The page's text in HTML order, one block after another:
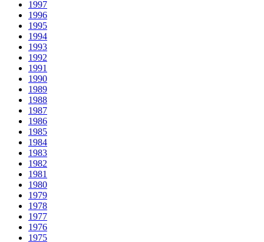
1997
1996
1995
1994
1993
1992
1991
1990
1989
1988
1987
1986
1985
1984
1983
1982
1981
1980
1979
1978
1977
1976
1975